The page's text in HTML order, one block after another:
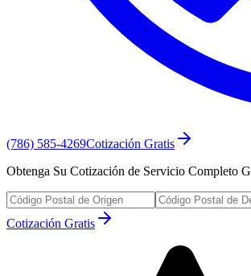
(786) 585-4269Cotización Gratis
Obtenga Su Cotización de Servicio Completo
Cotización Gratis